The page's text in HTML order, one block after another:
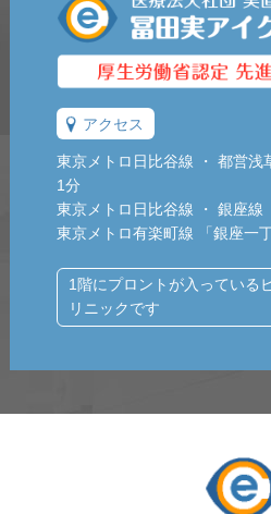
アクセス
東京メトロ日比谷線 ・ 都営浅
1分
東京メトロ日比谷線 ・ 銀座線
東京メトロ有楽町線 「銀座一
1階にプロントが入っている
リニックです